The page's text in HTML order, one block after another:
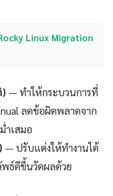
Linux Migration
— ทำให้กระบวนการที่
ลดข้อผิดพลาดจาก
ำเสมอ
— ปรับแต่งให้ทำงานได้
พธ์ดีขึ้นวัดผลด้วย